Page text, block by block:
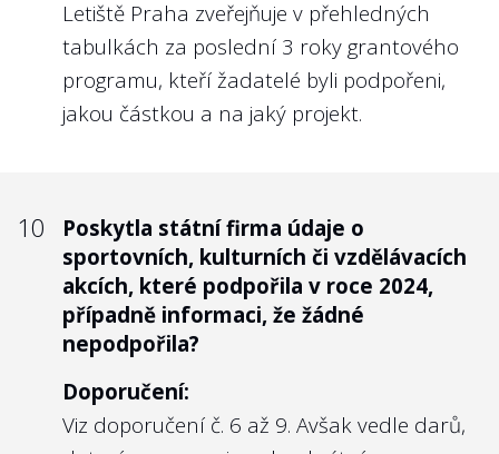
nejlepšími kandidáty pak považujeme
adekvátní odměny za nezbytný krok. U
odpovědí na tuto otázku jsme se totiž
nezřídka setkali s odměnami, které nebyly
Nejlépe to dělají v/ve:
Povodí Vltavy, s.p.
Mnoho státních podniků nám odpovídalo
přímo s odkazem na web Hlídač státu,
kterému již odpověď na tyto informace
poskytly dříve:
Letiště Praha zveřejňuje v přehledných
tabulkách za poslední 3 roky grantového
programu, kteří žadatelé byli podpořeni,
jakou částkou a na jaký projekt.
10
Poskytla státní firma údaje o
sportovních, kulturních či vzdělávacích
akcích, které podpořila v roce 2024,
případně informaci, že žádné
nepodpořila?
Doporučení:
Viz doporučení č. 6 až 9. Avšak vedle darů,